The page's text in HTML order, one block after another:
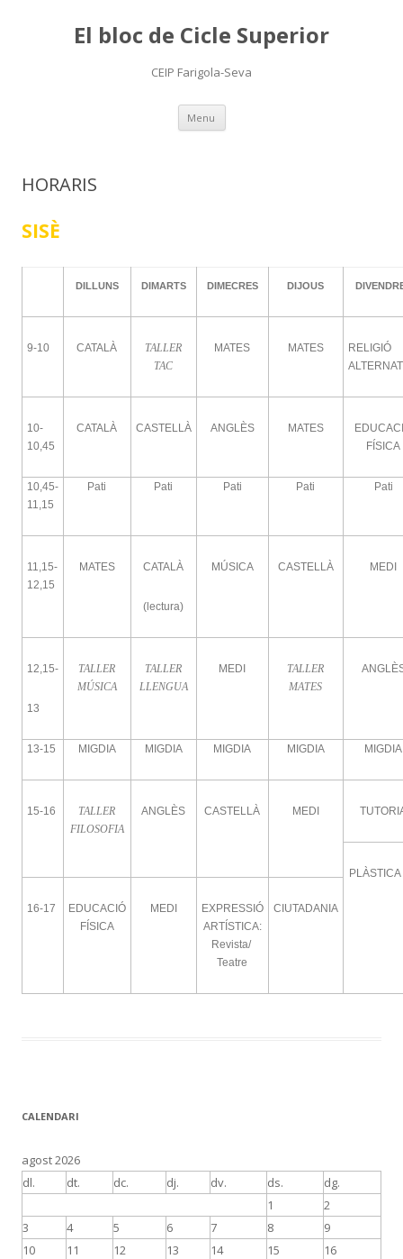
El bloc de Cicle Superior
CEIP Farigola-Seva
Menu Skip
content
HORARIS
SISÈ
DILLUNS DIMARTS DIMECRES DIJOUS
9-10 CATALÀ
TALLER
TAC
MATES MATES
RELIGIÓ
10-
10,45
CATALÀ CASTELLÀ ANGLÈS MATES
FÍSICA
10,45-
11,15
Pati Pati Pati Pati Pati
11,15-
12,15
MATES CATALÀ
(lectura)
MÚSICA CASTELLÀ MEDI
12,15-
13
TALLER
MÚSICA
TALLER
LLENGUA
MEDI
TALLER
MATES
13-15 MIGDIA MIGDIA MIGDIA MIGDIA MIGDIA
15-16
TALLER
FILOSOFIA
ANGLÈS CASTELLÀ MEDI
16-17
EDUCACIÓ
FÍSICA
MEDI
EXPRESSIÓ
ARTÍSTICA:
Revista/
Teatre
CIUTADANIA
CALENDARI
agost 2026
dl.
dt. dc. dj. dv. ds. dg.
1
2
3
4 5 6 7 8
9
10
11 12 13 14 15
16